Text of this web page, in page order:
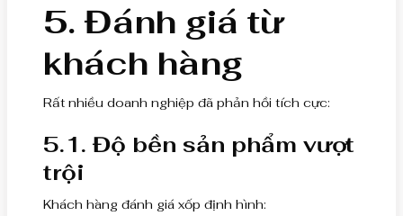
5. Đánh giá từ
khách hàng
Rất nhiều doanh nghiệp đã phản hồi tích cực:
5.1. Độ bền sản phẩm vượt
trội
Khách hàng đánh giá xốp định hình: